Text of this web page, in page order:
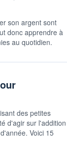
son argent sont
donc apprendre à
au quotidien.
des petites
d'agir sur l'addition
Voici 15